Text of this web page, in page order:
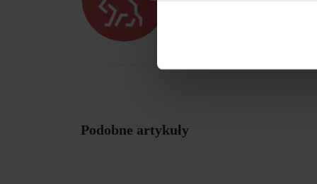
w swoje ustawienia oraz
Podobne artykuły